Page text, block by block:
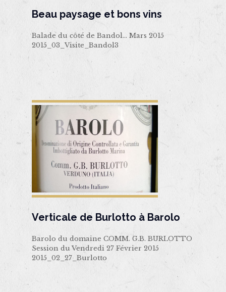
Beau paysage et bons vins
Balade du côté de Bandol… Mars 2015
2015_03_Visite_Bandol3
Verticale de Burlotto à Barolo
Barolo du domaine COMM. G.B. BURLOTTO
Session du Vendredi 27 Février 2015
2015_02_27_Burlotto